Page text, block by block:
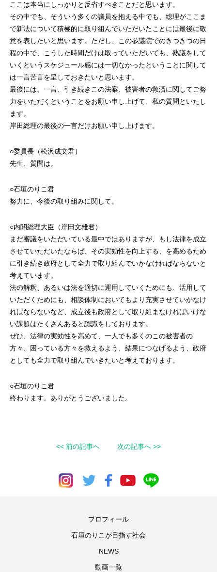
ここは本当にしっかりと反省すべきことだと思います。
その中でも、そういう多くの議員を抱える中でも、総理がここま
で新法について積極的に取り組んでいただいたことには最後に敬
意を表したいと思います。ただし、この参議院でのきつきつの日
程の中で、こうした時間だけは取っていただいても、熟議をして
いくというスケジュール感には一切なかったということに関して
は一言苦言を呈しておきたいと思います。
最後には、一言、引き続きこの法案、被害者の救済に関してご努
力をいただくということをお願い申し上げて、私の質問といたし
ます。
岸田総理の最後の一言だけお願い申し上げます。
○委員長（松沢成文君）
先生、質問は。
○石垣のりこ君
努力に、今後の取り組みに関して。
○内閣総理大臣（岸田文雄君）
まだ審議をいただいている最中ではありますが、もし法律を成立
させていただいたならば、その実効性を向上する、を高めるため
に引き続き政府として全力で取り組んでいかなければならないと
考えています。
法の解釈、あるいは法を適切に運用していくためにも、活用して
いただくためにも、相談体制においてもより充実させていかなけ
ればならないなど、成立後も政府として取り組まなければいけな
い課題はたくさんあると認識をしております。
ぜひ、法律の実効性を高めて、一人でも多くのこの被害者の
方々、困っている方々を救えるよう、結果につなげるよう、政府
としても全力で取り組んでいきたいと考えております。
○石垣のりこ君
終わります。ありがとうございました。
<< 前の記事へ 次の記事へ >>
プロフィール
石垣のりこが目指す社会
NEWS
動画一覧